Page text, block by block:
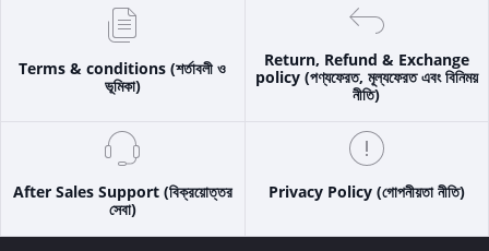
Terms & conditions (শর্তাবলী ও
ভূমিকা)
Return, Refund & Exchange
policy (পণ্যফেরত, মূল্যফেরত এবং বিনিময়
নীতি)
After Sales Support (বিক্রয়োত্তর
সেবা)
Privacy Policy (গোপনীয়তা নীতি)